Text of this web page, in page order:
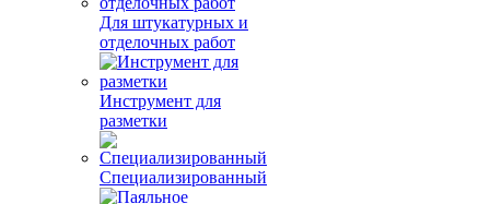
Для штукатурных и
отделочных работ
Инструмент для
разметки
Специализированный